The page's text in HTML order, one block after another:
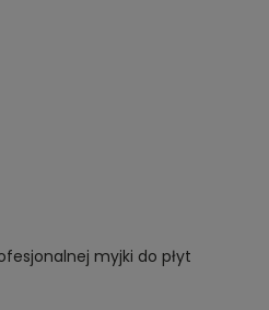
myjki do płyt